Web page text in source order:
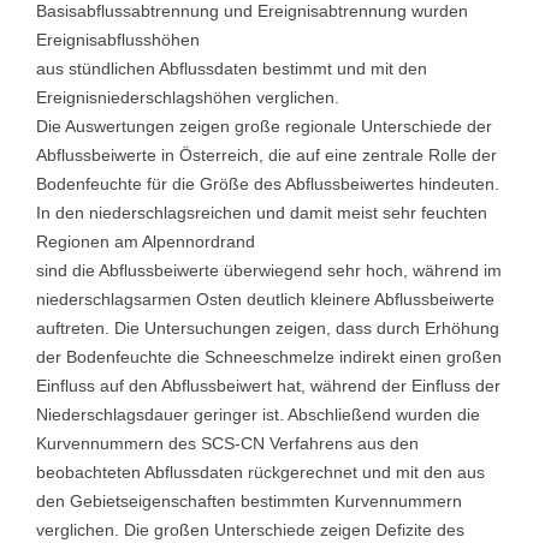
Basisabflussabtrennung und Ereignisabtrennung wurden
Ereignisabflusshöhen
aus stündlichen Abflussdaten bestimmt und mit den
Ereignisniederschlagshöhen verglichen.
Die Auswertungen zeigen große regionale Unterschiede der
Abflussbeiwerte in Österreich, die auf eine zentrale Rolle der
Bodenfeuchte für die Größe des Abflussbeiwertes hindeuten.
In den niederschlagsreichen und damit meist sehr feuchten
Regionen am Alpennordrand
sind die Abflussbeiwerte überwiegend sehr hoch, während im
niederschlagsarmen Osten deutlich kleinere Abflussbeiwerte
auftreten. Die Untersuchungen zeigen, dass durch Erhöhung
der Bodenfeuchte die Schneeschmelze indirekt einen großen
Einfluss auf den Abflussbeiwert hat, während der Einfluss der
Niederschlagsdauer geringer ist. Abschließend wurden die
Kurvennummern des SCS-CN Verfahrens aus den
beobachteten Abflussdaten rückgerechnet und mit den aus
den Gebietseigenschaften bestimmten Kurvennummern
verglichen. Die großen Unterschiede zeigen Defizite des